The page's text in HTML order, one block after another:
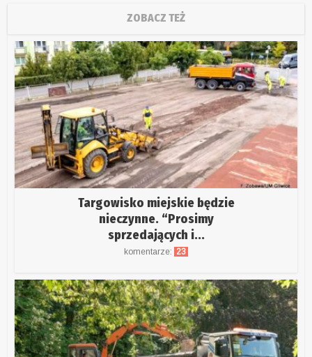
ZOBACZ TEŻ
Targowisko miejskie będzie
nieczynne. “Prosimy
sprzedających i...
komentarze: 23